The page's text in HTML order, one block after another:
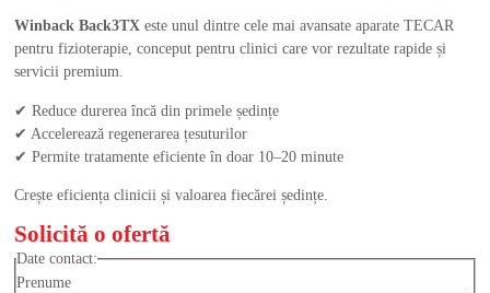
Winback Back3TX este unul dintre cele mai avansate aparate TECAR
pentru fizioterapie, conceput pentru clinici care vor rezultate rapide și
servicii premium.
✔ Reduce durerea încă din primele ședințe
✔ Accelerează regenerarea țesuturilor
✔ Permite tratamente eficiente în doar 10–20 minute
Crește eficiența clinicii și valoarea fiecărei ședințe.
Solicită o ofertă
Date contact:
Prenume